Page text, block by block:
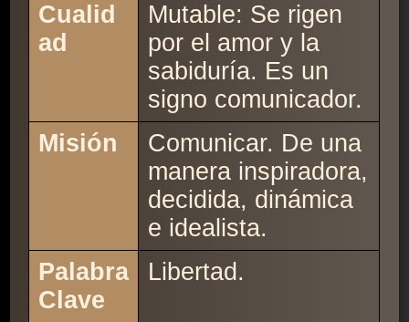
Cualid
ad
Mutable: Se rigen
por el amor y la
sabiduría. Es un
signo comunicador.
Misión
Comunicar. De una
manera inspiradora,
decidida, dinámica
e idealista.
Palabra
Clave
Libertad.